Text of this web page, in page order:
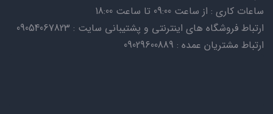
ساعات کاری : از ساعت 09:00 تا ساعت 18:00
ارتباط فروشگاه های اینترنتی و پشتیبانی سایت : 09054067823
ارتباط مشتریان عمده : 09029600889